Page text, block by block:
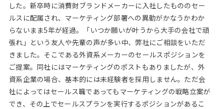
した。新卒時に消費財ブランドメーカーに入社したもののセー
ルスに配属され、マーケティング部署への異動がかなうかわか
らないまま5年が経過。「いつか願いが叶うから大手の会社で頑
張れ」という友人や先輩の声が多い中、弊社にご相談をいただ
きました。そこである外資系メーカーのセールスポジションを
ご提案。同社にはマーケティングのポストもありましたが、外
資系企業の場合、基本的には未経験者を採用しません。ただ会
社によってはセールス職であってもマーケティングの戦略立案が
でき、その上でセールスプランを実行するポジションがあるこ